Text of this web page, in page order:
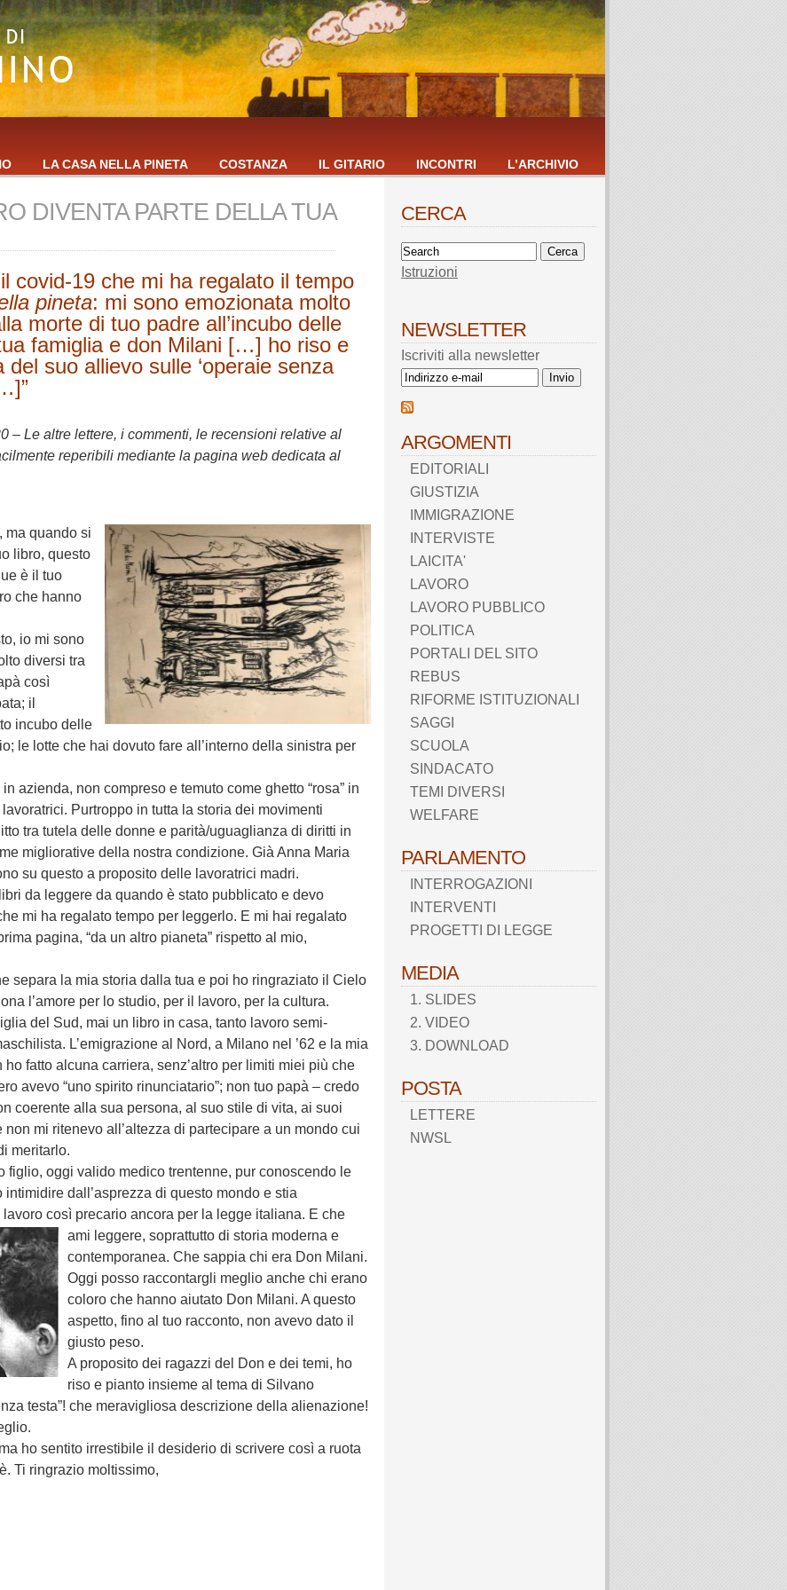
LA CASA NELLA PINETA COSTANZA IL GITARIO INCONTRI L’ARCHIVIO
DIVENTA PARTE DELLA TUA
covid-19 che mi ha regalato il tempo
pineta: mi sono emozionata molto
morte di tuo padre all’incubo delle
famiglia e don Milani […] ho riso e
suo allievo sulle ‘operaie senza
– Le altre lettere, i commenti, le recensioni relative al
reperibili mediante la pagina web dedicata al
ma quando si
libro, questo
è il tuo
che hanno
io mi sono
diversi tra
così
il
incubo delle
le lotte che hai dovuto fare all’interno della sinistra per
in azienda, non compreso e temuto come ghetto “rosa” in
Purtroppo in tutta la storia dei movimenti
tra tutela delle donne e parità/uguaglianza di diritti in
migliorative della nostra condizione. Già Anna Maria
su questo a proposito delle lavoratrici madri.
da leggere da quando è stato pubblicato e devo
mi ha regalato tempo per leggerlo. E mi hai regalato
pagina, “da un altro pianeta” rispetto al mio,
separa la mia storia dalla tua e poi ho ringraziato il Cielo
l’amore per lo studio, per il lavoro, per la cultura.
del Sud, mai un libro in casa, tanto lavoro semi-
L’emigrazione al Nord, a Milano nel ’62 e la mia
fatto alcuna carriera, senz’altro per limiti miei più che
avevo “uno spirito rinunciatario”; non tuo papà – credo
coerente alla sua persona, al suo stile di vita, ai suoi
mi ritenevo all’altezza di partecipare a un mondo cui
meritarlo.
figlio, oggi valido medico trentenne, pur conoscendo le
dall’asprezza di questo mondo e stia
così precario ancora per la legge italiana. E che
ami leggere, soprattutto di storia moderna e
contemporanea. Che sappia chi era Don Milani.
Oggi posso raccontargli meglio anche chi erano
coloro che hanno aiutato Don Milani. A questo
aspetto, fino al tuo racconto, non avevo dato il
giusto peso.
A proposito dei ragazzi del Don e dei temi, ho
riso e pianto insieme al tema di Silvano
testa”! che meravigliosa descrizione della alienazione!
ho sentito irrestibile il desiderio di scrivere così a ruota
Ti ringrazio moltissimo,
CERCA
Istruzioni
NEWSLETTER
Iscriviti alla newsletter
ARGOMENTI
EDITORIALI
GIUSTIZIA
IMMIGRAZIONE
INTERVISTE
LAICITA'
LAVORO
LAVORO PUBBLICO
POLITICA
PORTALI DEL SITO
REBUS
RIFORME ISTITUZIONALI
SAGGI
SCUOLA
SINDACATO
TEMI DIVERSI
WELFARE
PARLAMENTO
INTERROGAZIONI
INTERVENTI
PROGETTI DI LEGGE
MEDIA
1. SLIDES
2. VIDEO
3. DOWNLOAD
POSTA
LETTERE
NWSL